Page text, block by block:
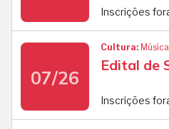
Inscrições
07/26
Cultura: Música
Edital de
Inscrições